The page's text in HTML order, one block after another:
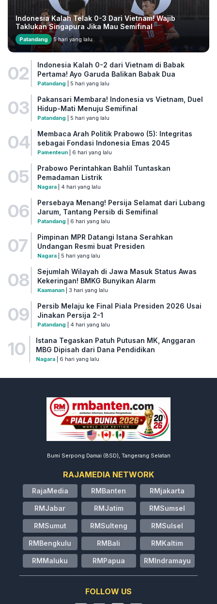
Indonesia Kalah Telak 0-3 Dari Vietnam! Wajib
Taklukan Singapura Jika Mau Semifinal
Patandang 5 hari yang lalu
02
Indonesia Kalah 0-2 dari Vietnam di Babak
Pertama! Ayo Garuda Balikan Babak Dua
Patandang | 5 hari yang lalu
03
Pakansari Membara! Indonesia vs Vietnam, Duel
Hidup-Mati Menuju Semifinal
Patandang | 5 hari yang lalu
04
Membaca Arah Politik Prabowo (5): Integritas
sebagai Fondasi Indonesia Emas 2045
Pamenteun| 6 hari yang lalu
05
Prabowo Perintahkan Bahlil Tuntaskan
Pemadaman Listrik
Nagara| 4 hari yang lalu
06
Persebaya Menang! Persija Selamat dari Lubang
Jarum, Tantang Persib di Semifinal
Patandang | 6 hari yang lalu
07
Pimpinan MPR Datangi Istana Serahkan
Undangan Resmi buat Presiden
Nagara| 5 hari yang lalu
08
Sejumlah Wilayah di Jawa Masuk Status Awas
Kekeringan! BMKG Bunyikan Alarm
Kaamanan| 3 hari yang lalu
09
Persib Melaju ke Final Piala Presiden 2026 Usai
Jinakan Persija 2-1
Patandang | 4 hari yang lalu
10
Istana Tegaskan Patuh Putusan MK, Anggaran
MBG Dipisah dari Dana Pendidikan
Nagara| 6 hari yang lalu
Bumi Serpong Damai (BSD), Tangerang Selatan
RAJAMEDIA NETWORK
RajaMedia RMBanten RMjakarta
RMJabar RMJatim RMSumsel
RMSumut RMSulteng RMSulsel
RMBengkulu RMBali RMKaltim
RMMaluku RMPapua RMIndramayu
FOLLOW US